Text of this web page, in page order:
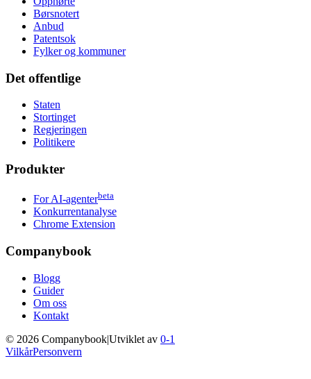
Børsnotert
Anbud
Patentsok
Fylker og kommuner
Det offentlige
Staten
Stortinget
Regjeringen
Politikere
Produkter
For AI-agenterbeta
Konkurrentanalyse
Chrome Extension
Companybook
Blogg
Guider
Om oss
Kontakt
© 2026 Companybook|Utviklet av 0-1
VilkårPersonvern